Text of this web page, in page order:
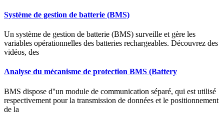
Système de gestion de batterie (BMS)
Un système de gestion de batterie (BMS) surveille et gère les
variables opérationnelles des batteries rechargeables. Découvrez des
vidéos, des
Analyse du mécanisme de protection BMS (Battery
BMS dispose d''un module de communication séparé, qui est utilisé
respectivement pour la transmission de données et le positionnement
de la